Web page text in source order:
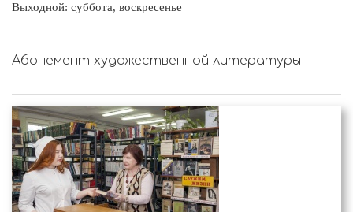
Выходной: суббота, воскресенье
Абонемент художественной литературы